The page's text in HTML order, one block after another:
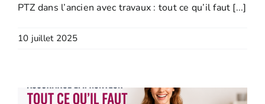
PTZ dans l’ancien avec travaux : tout ce qu’il faut [...]
10 juillet 2025